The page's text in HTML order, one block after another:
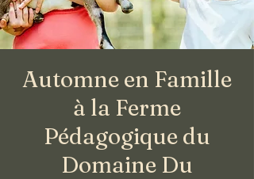
Automne en Famille
à la Ferme
Pédagogique du
Domaine Du